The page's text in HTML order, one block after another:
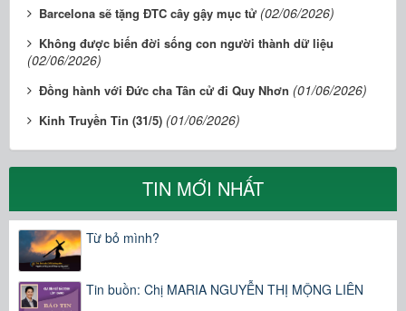
Barcelona sẽ tặng ĐTC cây gậy mục tử (02/06/2026)
Không được biến đời sống con người thành dữ liệu
(02/06/2026)
Đồng hành với Đức cha Tân cử đi Quy Nhơn (01/06/2026)
Kinh Truyền Tin (31/5) (01/06/2026)
TIN MỚI NHẤT
Từ bỏ mình?
Tin buồn: Chị MARIA NGUYỄN THỊ MỘNG LIÊN